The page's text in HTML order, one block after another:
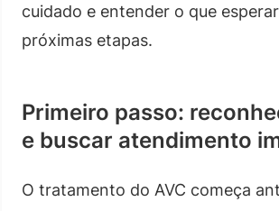
cuidado e entender o que
próximas etapas.
Primeiro passo:
e buscar atendimento
O tratamento do AVC começa